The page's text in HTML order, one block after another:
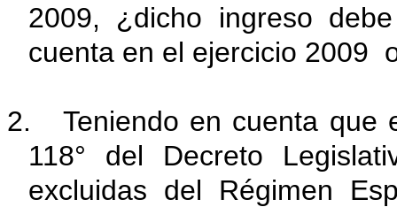
2009, ¿dicho ingreso
cuenta en el ejercicio 2009
2. Teniendo en cuenta que
118° del Decreto
excluidas del Régimen